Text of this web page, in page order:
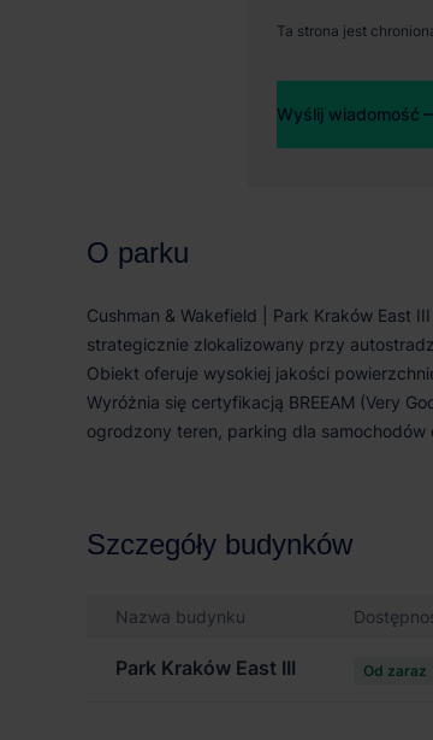
O parku
Cushman & Wakefield | Park Kraków East
strategicznie zlokalizowany przy
Obiekt oferuje wysokiej jakości
Wyróżnia się certyfikacją BREEAM (Very
ogrodzony teren, parking dla
Szczegóły budynków
Nazwa budynku
Park Kraków East III Od zaraz
Ta strona jest
Wyślij wiadomość